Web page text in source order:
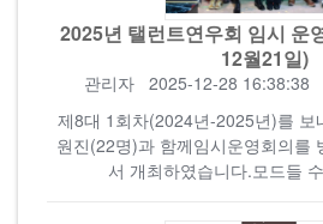
2025년 탤런트연우회 임시 운
12월21일)
관리자2025-12-28 16:38:38
제8대 1회차(2024년-2025년)를 보
원진(22명)과 함께임시운영회의를
서 개최하였습니다.모드들